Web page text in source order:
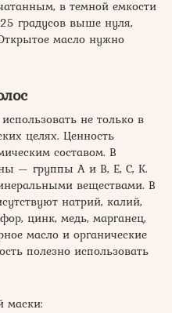
в темной емкости
градусов выше нуля,
масло нужно
не только в
целях. Ценность
составом. В
— группы А и В, Е, С, К.
веществами. В
натрий, калий,
цинк, медь, марганец,
масло и органические
полезно использовать
маски: